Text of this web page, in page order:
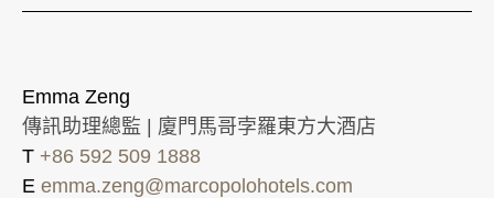
Emma Zeng
傳訊助理總監 | 廈門馬哥孛羅東方大酒店
T +86 592 509 1888
E emma.zeng@marcopolohotels.com